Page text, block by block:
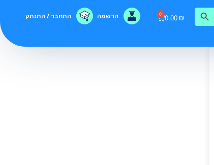
0.00 ₪
0 הרשמה התחבר / התנתק